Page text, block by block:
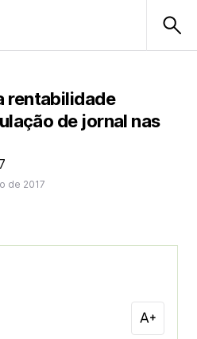
rentabilidade
de jornal nas
de 2017